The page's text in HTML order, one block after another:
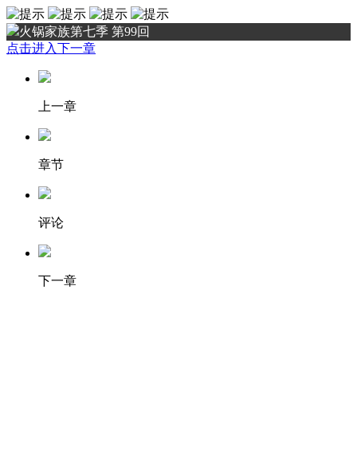
火锅家族第七季 第99回
点击进入下一章
上一章
章节
评论
下一章